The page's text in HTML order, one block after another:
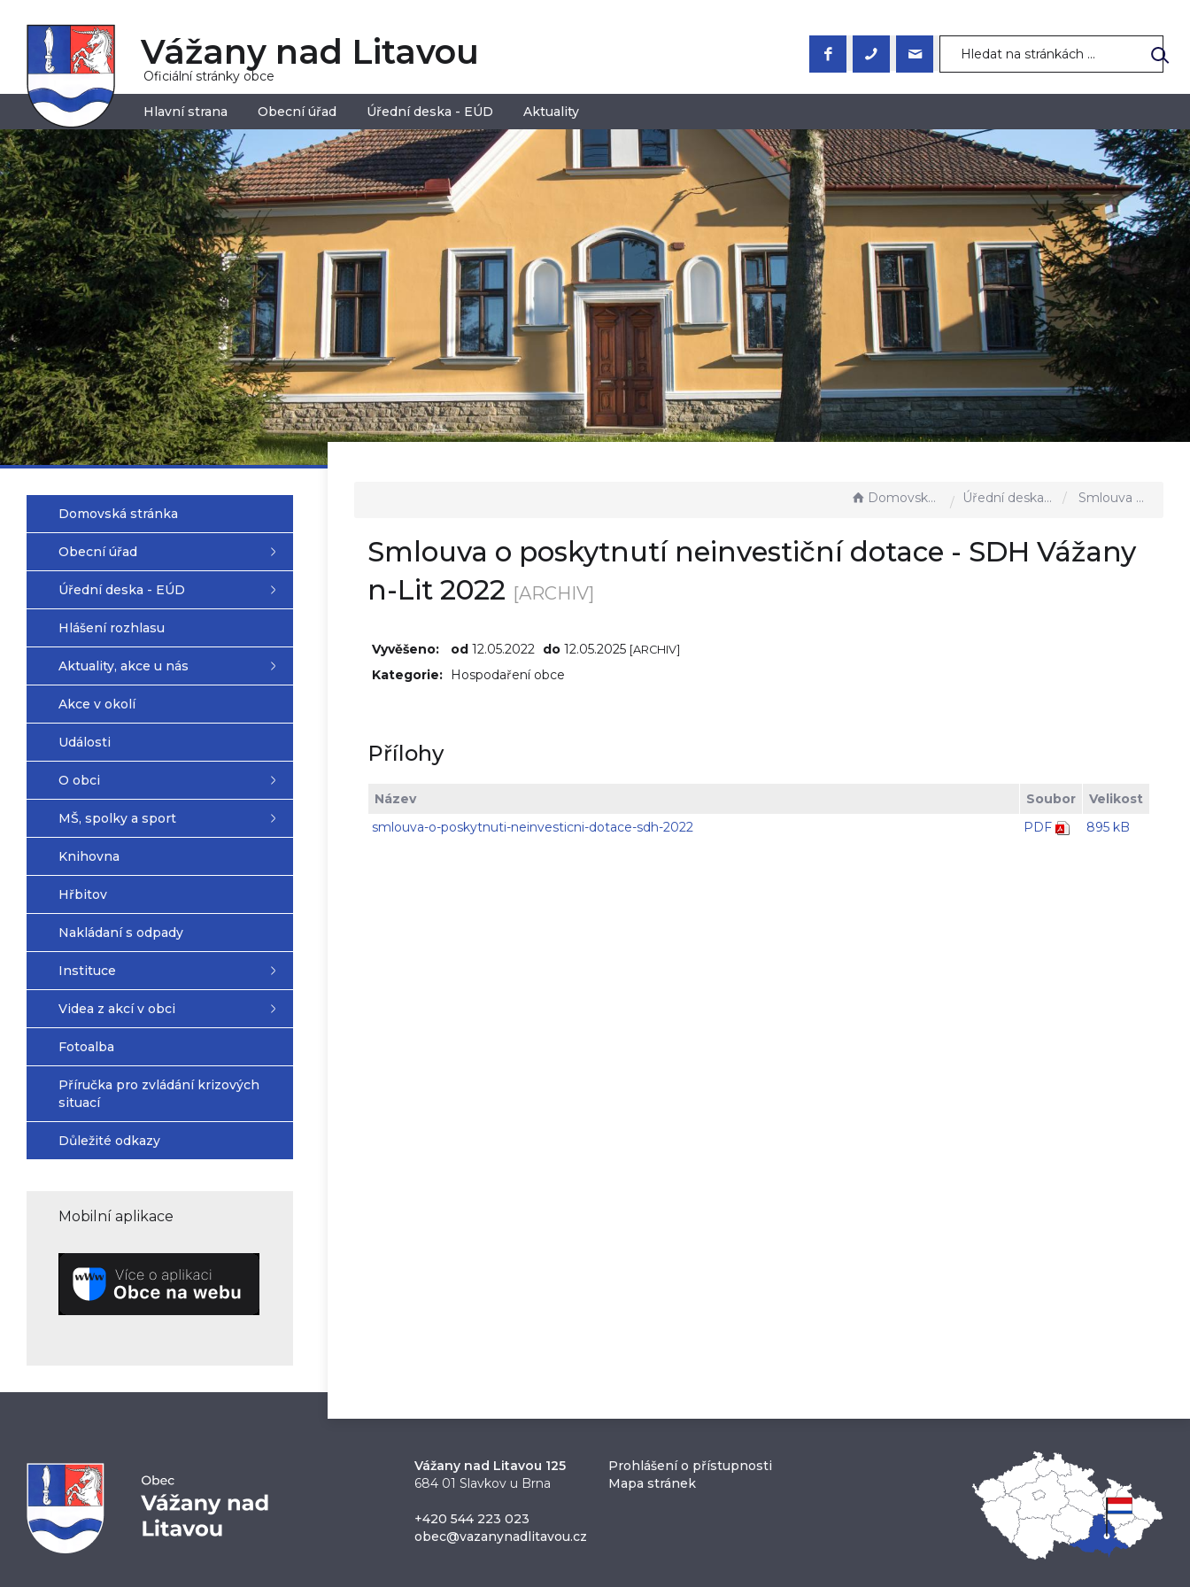
Vážany nad Litavou
Oficiální stránky obce
Hlavní strana Obecní úřad Úřední deska - EÚD Aktuality
Domovská stránka
Obecní úřad
Úřední deska - EÚD
Hlášení rozhlasu
Aktuality, akce u nás
Akce v okolí
Události
O obci
MŠ, spolky a sport
Knihovna
Hřbitov
Nakládaní s odpady
Instituce
Videa z akcí v obci
Fotoalba
Příručka pro zvládání krizových
situací
Důležité odkazy
Mobilní aplikace
Domovská stránka Úřední deska - EÚD Smlouva o poskytnutí neinvestiční dotace - SDH Vážany n-Lit 2022
Smlouva o poskytnutí neinvestiční dotace - SDH Vážany
n-Lit 2022 [ARCHIV]
Vyvěšeno: od 12.05.2022 do 12.05.2025 [ARCHIV]
Kategorie: Hospodaření obce
Přílohy
Název Soubor
Velikost
smlouva-o-poskytnuti-neinvesticni-dotace-sdh-2022
PDF 895 kB
Vážany nad Litavou 125
684 01 Slavkov u Brna
+420 544 223 023
obec@vazanynadlitavou.cz
Prohlášení o přístupnosti
Mapa stránek